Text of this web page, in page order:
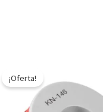
¡Oferta!original
era:
$10.890.
actual
es:
$5.445.